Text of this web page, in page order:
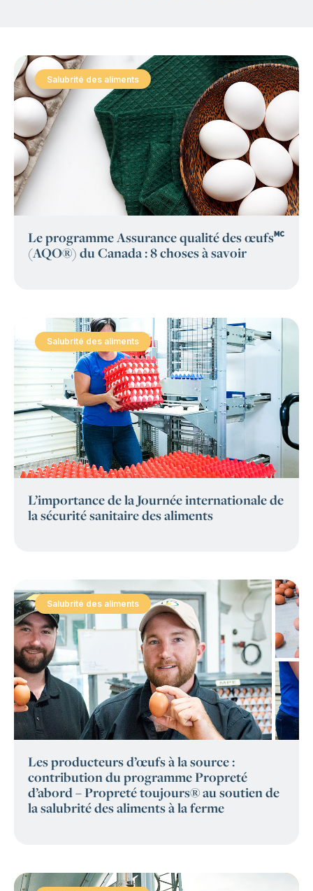
Salubrité des aliments
:
Le programme Assurance qualité des œufs🅪
(AQO®) du Canada : 8 choses à savoir
Salubrité des aliments
:
L’importance de la Journée internationale de
la sécurité sanitaire des aliments
Salubrité des aliments
:
Les producteurs d’œufs à la source :
contribution du programme Propreté
d’abord – Propreté toujours® au soutien de
la salubrité des aliments à la ferme